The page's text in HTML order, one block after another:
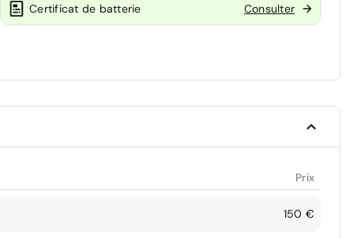
Certificat de batterie Consulter
Prix
150 €